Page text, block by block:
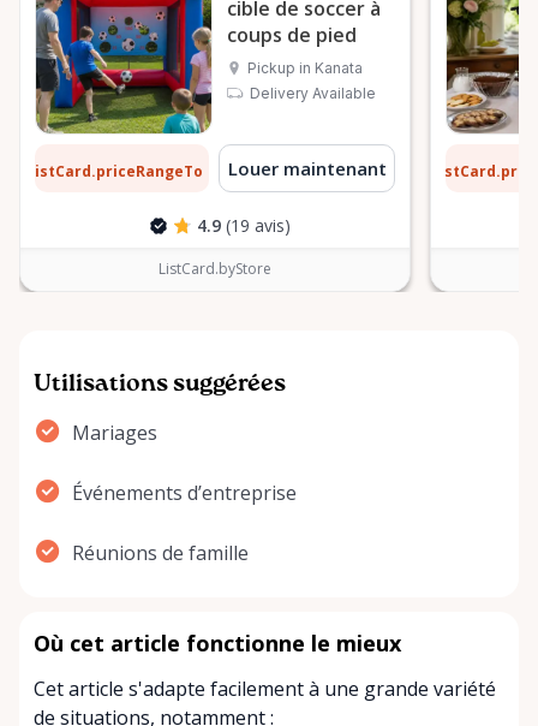
cible de soccer à
coups de pied
Pickup in Kanata
Delivery Available
ListCard.priceRangeTo par jour
Louer maintenant
4.9 (19 avis)
ListCard.byStore
Utilisations suggérées
Mariages
Événements d’entreprise
Réunions de famille
Où cet article fonctionne le mieux
Cet article s'adapte facilement à une grande variété
de situations, notamment :